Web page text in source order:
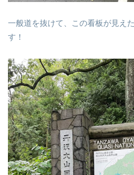
一般道を抜けて、この看板が見え
す！